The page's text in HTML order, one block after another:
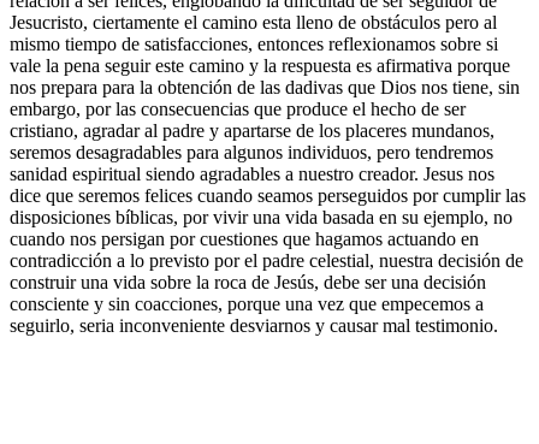
Jesucristo, ciertamente el camino esta lleno de obstáculos pero al
mismo tiempo de satisfacciones, entonces reflexionamos sobre si
vale la pena seguir este camino y la respuesta es afirmativa porque
nos prepara para la obtención de las dadivas que Dios nos tiene, sin
embargo, por las consecuencias que produce el hecho de ser
cristiano, agradar al padre y apartarse de los placeres mundanos,
seremos desagradables para algunos individuos, pero tendremos
sanidad espiritual siendo agradables a nuestro creador. Jesus nos
dice que seremos felices cuando seamos perseguidos por cumplir las
disposiciones bíblicas, por vivir una vida basada en su ejemplo, no
cuando nos persigan por cuestiones que hagamos actuando en
contradicción a lo previsto por el padre celestial, nuestra decisión de
construir una vida sobre la roca de Jesús, debe ser una decisión
consciente y sin coacciones, porque una vez que empecemos a
seguirlo, seria inconveniente desviarnos y causar mal testimonio.